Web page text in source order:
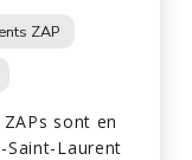
ZAP
sont en
Saint-Laurent